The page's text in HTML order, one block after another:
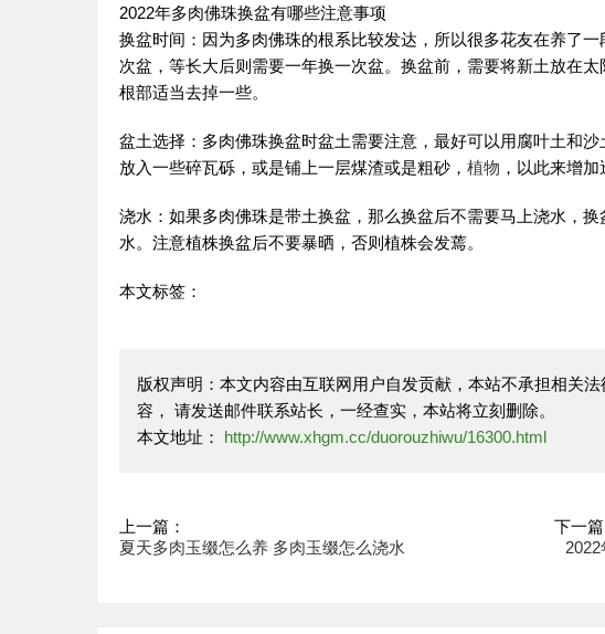
2022年多肉佛珠换盆有哪些注意事项
换盆时间：因为多肉佛珠的根系比较发达，所以很多花友在养了
次盆，等长大后则需要一年换一次盆。换盆前，需要将新土放在
根部适当去掉一些。
盆土选择：多肉佛珠换盆时盆土需要注意，最好可以用腐叶土和
放入一些碎瓦砾，或是铺上一层煤渣或是粗砂， 植物 ，以此来增加
浇水：如果多肉佛珠是带土换盆，那么换盆后不需要马上浇水，
水。注意植株换盆后不要暴晒，否则植株会发蔫。
本文标签：
版权声明：本文内容由互联网用户自发贡献，本站不承担相关
容， 请发送邮件联系站长，一经查实，本站将立刻删除。
本文地址：
http://www.xhgm.cc/duorouzhiwu/16300.html
上一篇：
夏天多肉玉缀怎么养 多肉玉缀怎么浇水
下一篇